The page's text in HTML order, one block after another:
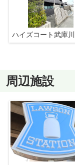
ハイズコート武庫川
周辺施設